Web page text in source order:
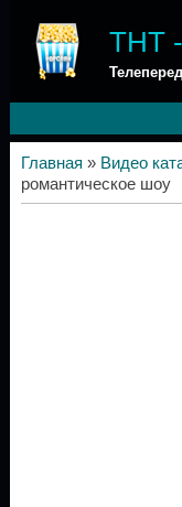
ТНТ
Главная » Видео
романтическое шоу